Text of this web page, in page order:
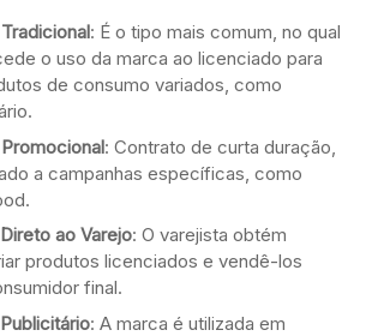
: É o tipo mais comum, no qual
o uso da marca ao licenciado para
de consumo variados, como
: Contrato de curta duração,
a campanhas específicas, como
ao Varejo: O varejista obtém
produtos licenciados e vendê-los
final.
: A marca é utilizada em